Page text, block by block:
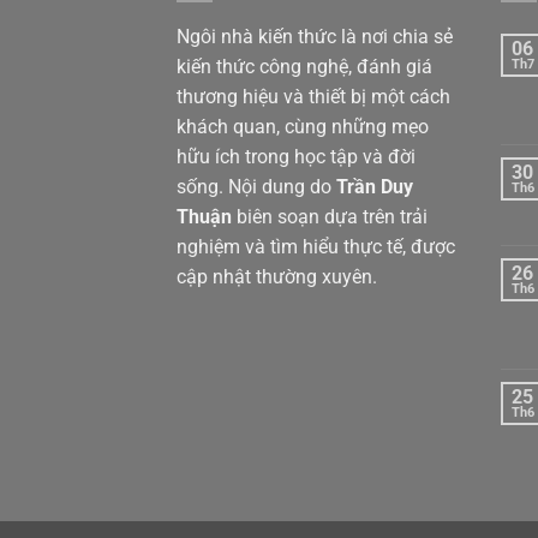
Ngôi nhà kiến thức là nơi chia sẻ
kiến thức công nghệ, đánh giá
thương hiệu và thiết bị một cách
khách quan, cùng những mẹo
hữu ích trong học tập và đời
sống. Nội dung do Trần Duy
Thuận biên soạn dựa trên trải
nghiệm và tìm hiểu thực tế, được
cập nhật thường xuyên.
06
Th7
30
Th6
26
Th6
25
Th6